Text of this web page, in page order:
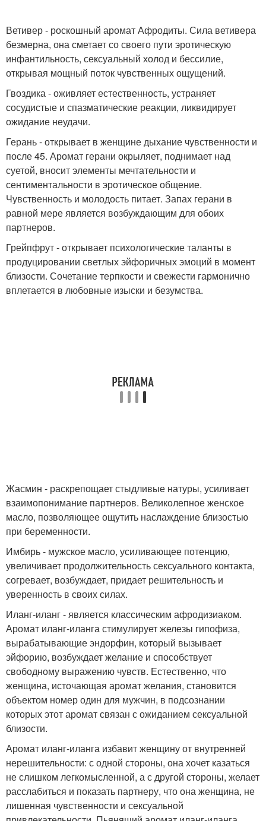
Ветивер - роскошный аромат Афродиты. Сила ветивера
безмерна, она сметает со своего пути эротическую
инфантильность, сексуальный холод и бессилие,
открывая мощный поток чувственных ощущений.
Гвоздика - оживляет естественность, устраняет
сосудистые и спазматические реакции, ликвидирует
ожидание неудачи.
Герань - открывает в женщине дыхание чувственности и
после 45. Аромат герани окрыляет, поднимает над
суетой, вносит элементы мечтательности и
сентиментальности в эротическое общение.
Чувственность и молодость питает. Запах герани в
равной мере является возбуждающим для обоих
партнеров.
Грейпфрут - открывает психологические таланты в
продуцировании светлых эйфоричных эмоций в момент
близости. Сочетание терпкости и свежести гармонично
вплетается в любовные изыски и безумства.
Жасмин - раскрепощает стыдливые натуры, усиливает
взаимопонимание партнеров. Великолепное женское
масло, позволяющее ощутить наслаждение близостью
при беременности.
Имбирь - мужское масло, усиливающее потенцию,
увеличивает продолжительность сексуального контакта,
согревает, возбуждает, придает решительность и
уверенность в своих силах.
Иланг-иланг - является классическим афродизиаком.
Аромат иланг-иланга стимулирует железы гипофиза,
вырабатывающие эндорфин, который вызывает
эйфорию, возбуждает желание и способствует
свободному выражению чувств. Естественно, что
женщина, источающая аромат желания, становится
объектом номер один для мужчин, в подсознании
которых этот аромат связан с ожиданием сексуальной
близости.
Аромат иланг-иланга избавит женщину от внутренней
нерешительности: с одной стороны, она хочет казаться
не слишком легкомысленной, а с другой стороны, желает
расслабиться и показать партнеру, что она женщина, не
лишенная чувственности и сексуальной